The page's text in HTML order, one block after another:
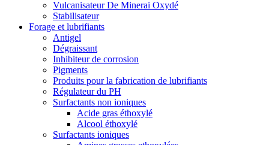
Vulcanisateur De Minerai Oxydé
Stabilisateur
Forage et lubrifiants
Antigel
Dégraissant
Inhibiteur de corrosion
Pigments
Produits pour la fabrication de lubrifiants
Régulateur du PH
Surfactants non ioniques
Acide gras éthoxylé
Alcool éthoxylé
Surfactants ioniques